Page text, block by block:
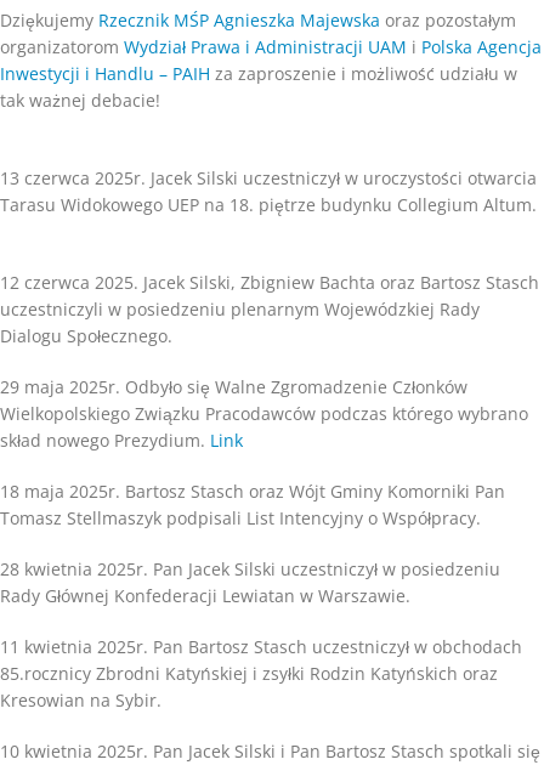
Dziękujemy Rzecznik MŚP Agnieszka Majewska oraz pozostałym
organizatorom Wydział Prawa i Administracji UAM i Polska Agencja
Inwestycji i Handlu – PAIH za zaproszenie i możliwość udziału w
tak ważnej debacie!
13 czerwca 2025r. Jacek Silski uczestniczył w uroczystości otwarcia
Tarasu Widokowego UEP na 18. piętrze budynku Collegium Altum.
12 czerwca 2025. Jacek Silski, Zbigniew Bachta oraz Bartosz Stasch
uczestniczyli w posiedzeniu plenarnym Wojewódzkiej Rady
Dialogu Społecznego.
29 maja 2025r. Odbyło się Walne Zgromadzenie Członków
Wielkopolskiego Związku Pracodawców podczas którego wybrano
skład nowego Prezydium. Link
18 maja 2025r. Bartosz Stasch oraz Wójt Gminy Komorniki Pan
Tomasz Stellmaszyk podpisali List Intencyjny o Współpracy.
28 kwietnia 2025r. Pan Jacek Silski uczestniczył w posiedzeniu
Rady Głównej Konfederacji Lewiatan w Warszawie.
11 kwietnia 2025r. Pan Bartosz Stasch uczestniczył w obchodach
85.rocznicy Zbrodni Katyńskiej i zsyłki Rodzin Katyńskich oraz
Kresowian na Sybir.
10 kwietnia 2025r. Pan Jacek Silski i Pan Bartosz Stasch spotkali się